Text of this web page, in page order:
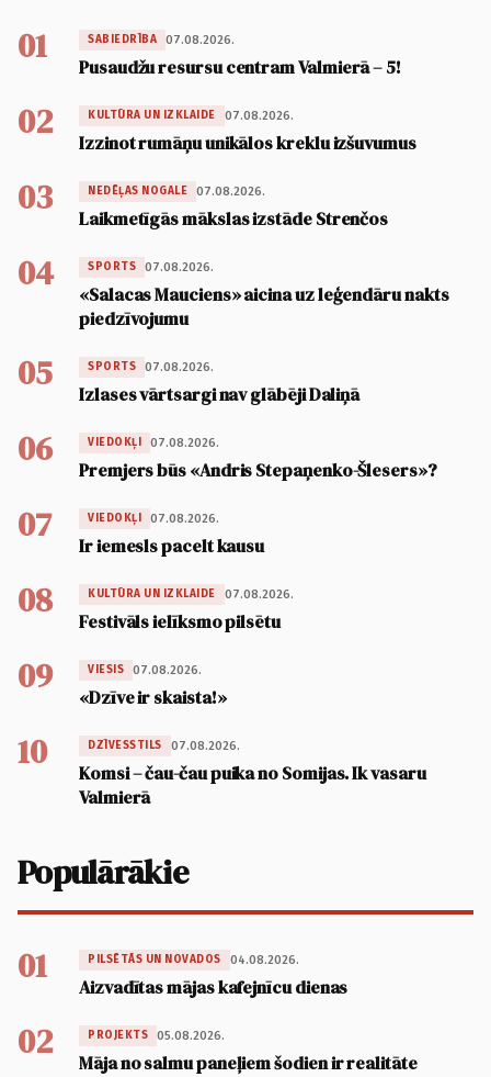
01 SABIEDRĪBA 07.08.2026.
Pusaudžu resursu centram Valmierā – 5!
02 KULTŪRA UN IZKLAIDE 07.08.2026.
Izzinot rumāņu unikālos kreklu izšuvumus
03 NEDĒĻAS NOGALE 07.08.2026.
Laikmetīgās mākslas izstāde Strenčos
04 SPORTS 07.08.2026.
«Salacas Mauciens» aicina uz leģendāru nakts
piedzīvojumu
05 SPORTS 07.08.2026.
Izlases vārtsargi nav glābēji Daliņā
06 VIEDOKĻI 07.08.2026.
Premjers būs «Andris Stepaņenko-Šlesers»?
07 VIEDOKĻI 07.08.2026.
Ir iemesls pacelt kausu
08 KULTŪRA UN IZKLAIDE 07.08.2026.
Festivāls ielīksmo pilsētu
09 VIESIS 07.08.2026.
«Dzīve ir skaista!»
10 DZĪVESSTILS 07.08.2026.
Komsi – čau-čau puika no Somijas. Ik vasaru
Valmierā
Populārākie
01 PILSĒTĀS UN NOVADOS 04.08.2026.
Aizvadītas mājas kafejnīcu dienas
02 PROJEKTS 05.08.2026.
Māja no salmu paneļiem šodien ir realitāte